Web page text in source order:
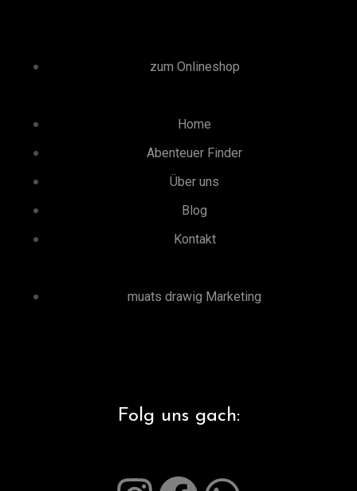
zum Onlineshop
Home
Abenteuer Finder
Über uns
Blog
Kontakt
muats drawig Marketing
Folg uns gach: